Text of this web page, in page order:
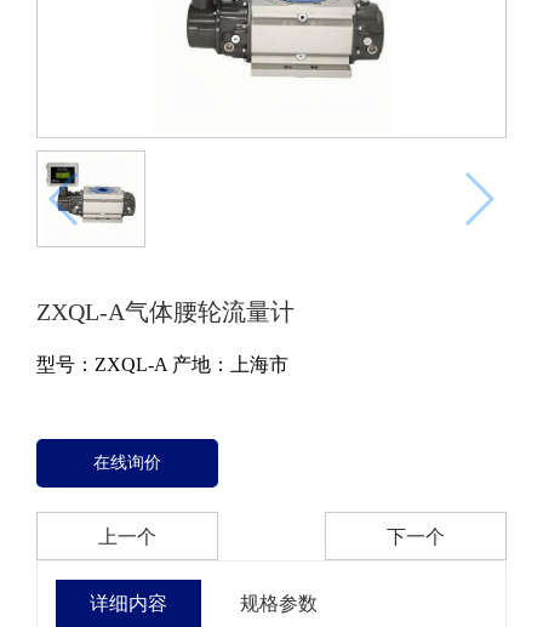
ZXQL-A气体腰轮流量计
型号：ZXQL-A 产地：上海市
在线询价
上一个 下一个
详细内容 规格参数